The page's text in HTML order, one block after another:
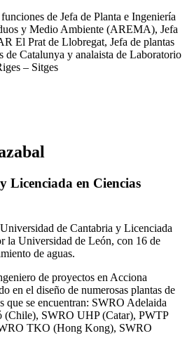
de Jefa de Planta e Ingeniería
y Medio Ambiente (AREMA), Jefa
El Prat de Llobregat, Jefa de plantas
de Catalunya y analaista de Laboratorio
– Sitges
Licenciada en Ciencias
de Cantabria y Licenciada
la Universidad de León, con 16 de
de aguas.
de proyectos en Acciona
en el diseño de numerosas plantas de
que se encuentran: SWRO Adelaida
SWRO UHP (Catar), PWTP
TKO (Hong Kong), SWRO